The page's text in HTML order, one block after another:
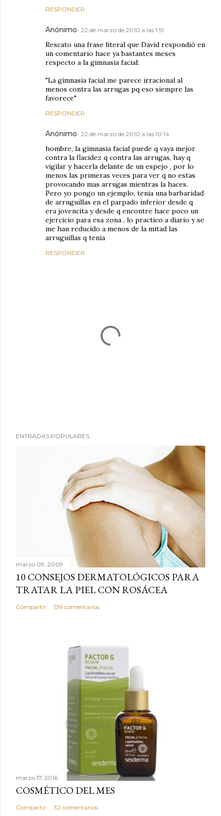
RESPONDER
Anónimo 22 de marzo de 2010 a las 1:51
Rescato una frase literal que David respondió en
un comentario hace ya bastantes meses
respecto a la gimnasia facial:
"La gimnasia facial me parece irracional al
menos contra las arrugas pq eso siempre las
favorece"
RESPONDER
Anónimo 22 de marzo de 2010 a las 10:14
hombre, la gimnasia facial puede q vaya mejor
contra la flacidez q contra las arrugas, hay q
vigilar y hacerla delante de un espejo , por lo
menos las primeras veces para ver q no estas
provocando mas arrugas mientras la haces.
Pero yo pongo un ejemplo, tenia una barbaridad
de arruguillas en el parpado inferior desde q
era jovencita y desde q encontre hace poco un
ejercicio para esa zona , lo practico a diario y se
me han reducido a menos de la mitad las
arruguillas q tenia
RESPONDER
u
o
m
e
n
ENTRADAS POPULARES
marzo 09, 2009
10 CONSEJOS DERMATOLÓGICOS PARA
TRATAR LA PIEL CON ROSÁCEA
Compartir 136 comentarios
marzo 17, 2016
COSMÉTICO DEL MES
Compartir 32 comentarios